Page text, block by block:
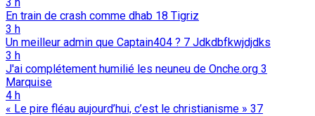
En train de crash comme dhab 18 Tigriz
3 h
Un meilleur admin que Captain404 ? 7 Jdkdbfkwjdjdks
3 h
J'ai complétement humilié les neuneu de Onche.org 3
Marquise
4 h
« Le pire fléau aujourd’hui, c’est le christianisme » 37